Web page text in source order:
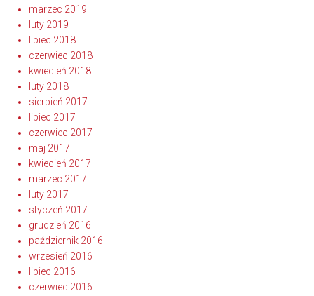
marzec 2019
luty 2019
lipiec 2018
czerwiec 2018
kwiecień 2018
luty 2018
sierpień 2017
lipiec 2017
czerwiec 2017
maj 2017
kwiecień 2017
marzec 2017
luty 2017
styczeń 2017
grudzień 2016
październik 2016
wrzesień 2016
lipiec 2016
czerwiec 2016